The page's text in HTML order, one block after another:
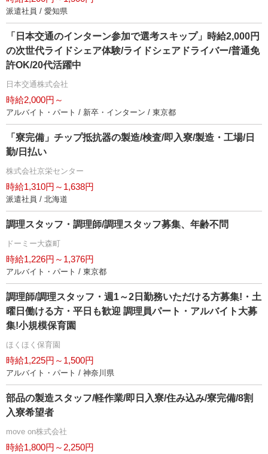
派遣社員 / 愛知県
「日本交通のインターン参加で選考スキップ」時給2,000円
の次世代ライドシェア体験/ライドシェアドライバー/普通免
許OK/20代活躍中
日本交通株式会社
時給2,000円～
アルバイト・パート / 新卒・インターン / 東京都
「寮完備」チップ抵抗器の製造/検査/即入寮/製造・工場/日
勤/日払い
株式会社京栄センター
時給1,310円～1,638円
派遣社員 / 北海道
調理スタッフ・調理師/調理スタッフ募集、年齢不問
ドーミー大森町
時給1,226円～1,376円
アルバイト・パート / 東京都
調理師/調理スタッフ・週1～2日勤務いただける方募集!・土
曜日働ける方・平日も歓迎 調理員パート・アルバイト大募
集!小規模保育園
ほくほく保育園
時給1,225円～1,500円
アルバイト・パート / 神奈川県
部品の製造スタッフ/軽作業/即日入寮/住み込み/寮完備/8割
入寮希望者
move on株式会社
時給1,800円～2,250円